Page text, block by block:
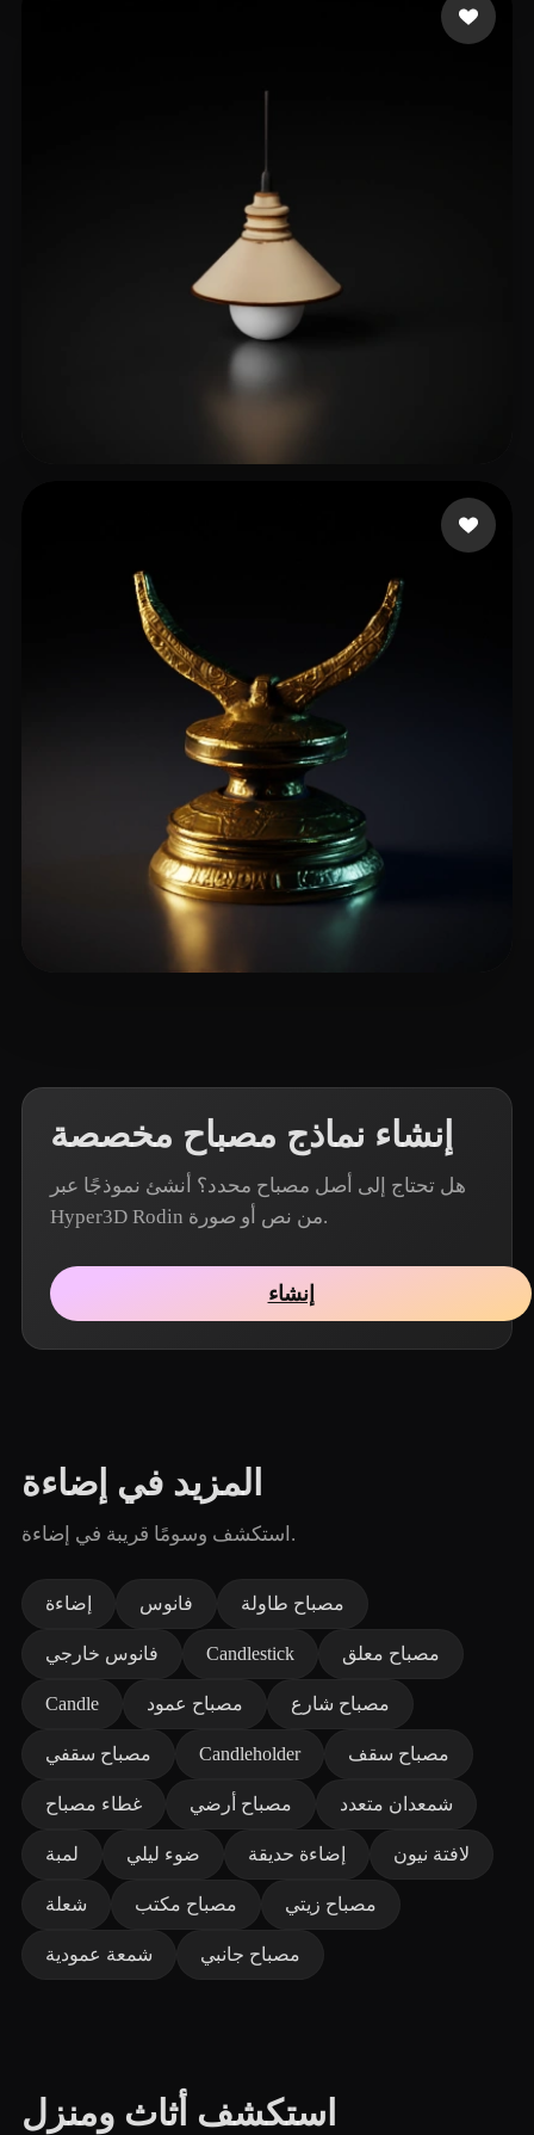
إنشاء نماذج مصباح مخصصة
هل تحتاج إلى أصل مصباح محدد؟ أنشئ نموذجًا عبر
Hyper3D Rodin من نص أو صورة.
إنشاء
المزيد في إضاءة
استكشف وسومًا قريبة في إضاءة.
إضاءة فانوس مصباح طاولة
فانوس خارجي Candlestick مصباح معلق
Candle مصباح عمود مصباح شارع
مصباح سقفي Candleholder مصباح سقف
غطاء مصباح مصباح أرضي شمعدان متعدد
لمبة ضوء ليلي إضاءة حديقة لافتة نيون
شعلة مصباح مكتب مصباح زيتي
شمعة عمودية مصباح جانبي
استكشف أثاث ومنزل